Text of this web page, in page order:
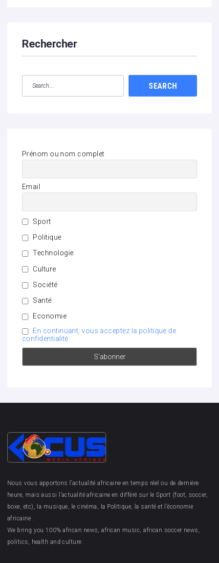
Rechercher
SEARCH
Prénom ou nom complet
Email
Sport
Politique
Technologie
Culture
Société
Santé
Economie
En continuant, vous acceptez la politique de
confidentialité
Nous vous apportons l’actualité africaine en temps réel ou de dernière
heure, mais aussi l’actualité africaine en différé sur le Sport (foot, soccer,
boxe, etc), la musique, le cinéma, la Politique, la santé et l’économie
africaine .
We bring you 100% african news, african music, african soccer news,
politics, health and culture.